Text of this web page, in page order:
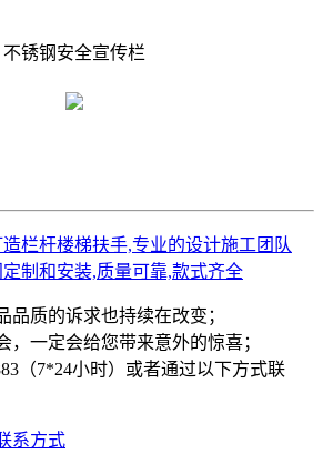
不锈钢安全宣传栏
栏杆楼梯扶手,专业的设计施工团队
制和安装,质量可靠,款式齐全
品质的诉求也持续在改变；
，一定会给您带来意外的惊喜；
（7*24小时）或者通过以下方式联
系方式